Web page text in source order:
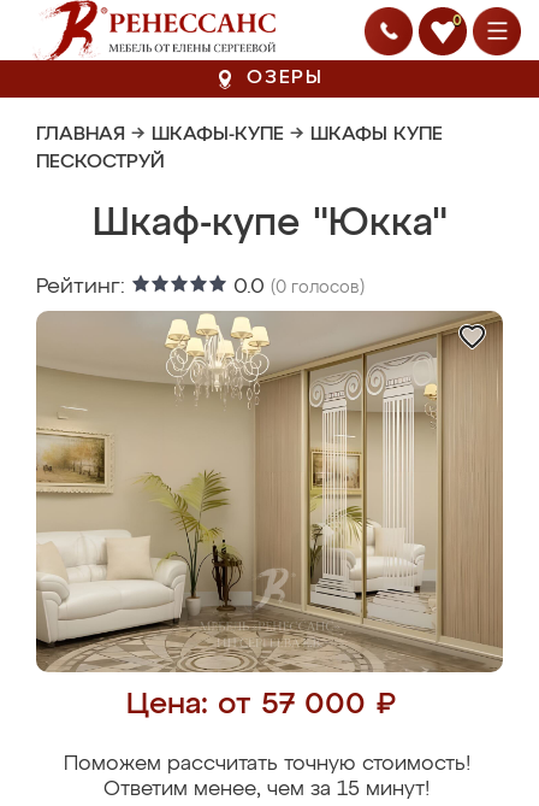
0
ОЗЕРЫ
ГЛАВНАЯ → ШКАФЫ-КУПЕ → ШКАФЫ КУПЕ
ПЕСКОСТРУЙ
Шкаф-купе "Юкка"
Рейтинг: 0.0 (0 голосов)
Цена: от 57 000 ₽
Поможем рассчитать точную стоимость!
Ответим менее, чем за 15 минут!